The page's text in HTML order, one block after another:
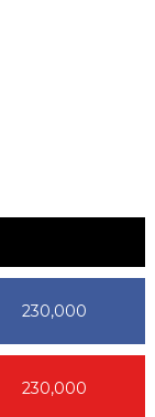
230,000
230,000